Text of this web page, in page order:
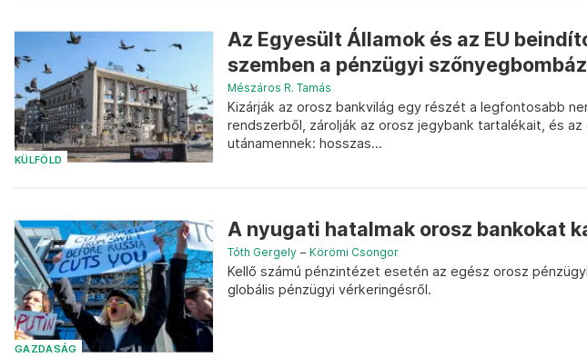
KÜLFÖLD
Az Egyesült Államok és az EU
szemben a pénzügyi
Mészáros R. Tamás
Kizárják az orosz bankvilág egy részét a legfontosabb
rendszerből, zárolják az orosz jegybank tartalékait, és az
utánamennek: hosszas...
GAZDASÁG
A nyugati hatalmak orosz bankokat
Tóth Gergely – Körömi Csongor
Kellő számú pénzintézet esetén az egész orosz
globális pénzügyi vérkeringésről.